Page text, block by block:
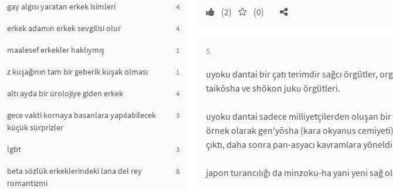
gay algısı yaratan erkek isimleri 4
erkek adamın erkek sevgilisi olur 4
maalesef erkekler haklıymış 1
z kuşağının tam bir geberik kuşak olması 1
altı ayda bir ürolojiye giden erkek 4
gece vakti kornaya basanlara yapılabilecek
küçük sürprizler
3
lgbt 3
beta sözlük erkeklerindeki lana del rey
romantizmi
8
(2)
(0)
5.
uyoku dantai bir çatı terimdir sağcı örgütler,
taikōsha ve shōkon juku örgütleri.
uyoku dantai sadece milliyetçilerden oluşan
örnek olarak gen'yōsha (kara okyanus
çıktı, daha sonra pan-asyacı kavramlara
japon turancılığı da minzoku-ha yani yeni sağ